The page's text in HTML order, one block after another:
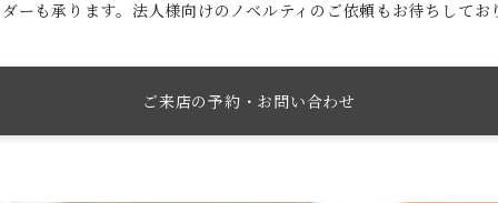
ーも承ります。法人様向けのノベルティのご依頼もお待ちしてお
ご来店の予約・お問い合わせ